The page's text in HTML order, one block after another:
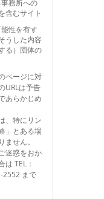
務所への
含むサイト
性を有す
うした内容
る）団体の
ページに対
URLは予告
あらかじめ
、特にリン
」とある場
せん。
迷惑をおか
TEL：
2552 まで